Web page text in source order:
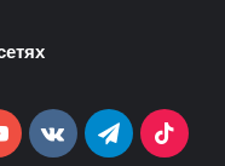
YouTubevk.comTelegramTikTok